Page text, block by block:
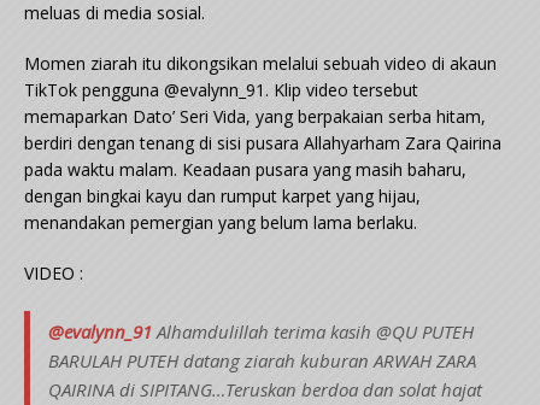
meluas di media sosial.
Momen ziarah itu dikongsikan melalui sebuah video di akaun
TikTok pengguna @evalynn_91. Klip video tersebut
memaparkan Dato’ Seri Vida, yang berpakaian serba hitam,
berdiri dengan tenang di sisi pusara Allahyarham Zara Qairina
pada waktu malam. Keadaan pusara yang masih baharu,
dengan bingkai kayu dan rumput karpet yang hijau,
menandakan pemergian yang belum lama berlaku.
VIDEO :
@evalynn_91 Alhamdulillah terima kasih @QU PUTEH
BARULAH PUTEH datang ziarah kuburan ARWAH ZARA
QAIRINA di SIPITANG…Teruskan berdoa dan solat hajat